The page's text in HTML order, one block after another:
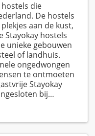
hostels die
De hostels
aan de kust,
Stayokay hostels
unieke gebouwen
of landhuis.
ongedwongen
te ontmoeten
Stayokay
bij
wereldwijd